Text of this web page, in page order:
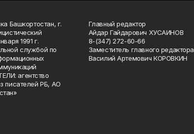
Башкортостан, г.
1991 г.
службой по
агентство
писателей РБ, АО
Главный редактор
Айдар Гайдарович ХУСАИНОВ
8-(347) 272-60-66
Заместитель главного редактора
Василий Артемович КОРОВКИН